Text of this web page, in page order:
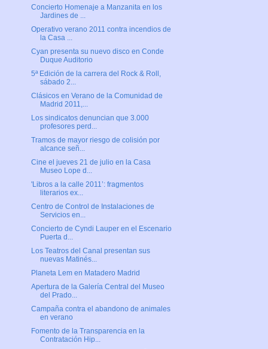
Concierto Homenaje a Manzanita en los
Jardines de ...
Operativo verano 2011 contra incendios de
la Casa ...
Cyan presenta su nuevo disco en Conde
Duque Auditorio
5ª Edición de la carrera del Rock & Roll,
sábado 2...
Clásicos en Verano de la Comunidad de
Madrid 2011,...
Los sindicatos denuncian que 3.000
profesores perd...
Tramos de mayor riesgo de colisión por
alcance señ...
Cine el jueves 21 de julio en la Casa
Museo Lope d...
'Libros a la calle 2011’: fragmentos
literarios ex...
Centro de Control de Instalaciones de
Servicios en...
Concierto de Cyndi Lauper en el Escenario
Puerta d...
Los Teatros del Canal presentan sus
nuevas Matinés...
Planeta Lem en Matadero Madrid
Apertura de la Galería Central del Museo
del Prado...
Campaña contra el abandono de animales
en verano
Fomento de la Transparencia en la
Contratación Hip...